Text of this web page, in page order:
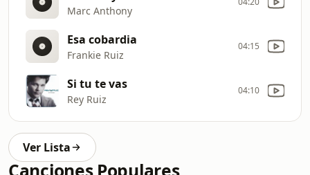
Marc Anthony
Esa cobardia
Frankie Ruiz
04:15
Si tu te vas
Rey Ruiz
04:10
Ver Lista